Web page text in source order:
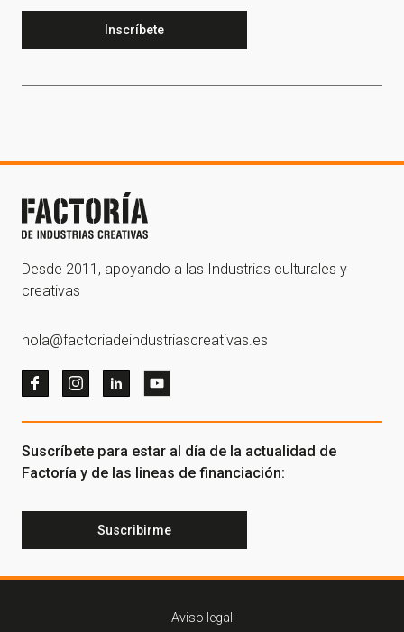
Inscríbete
Desde 2011, apoyando a las Industrias culturales y
creativas
hola@factoriadeindustriascreativas.es
Suscríbete para estar al día de la actualidad de
Factoría y de las lineas de financiación:
Suscribirme
Aviso legal